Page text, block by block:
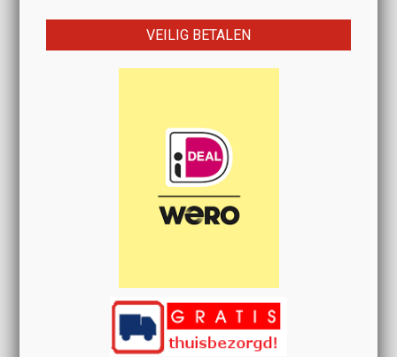
VEILIG BETALEN